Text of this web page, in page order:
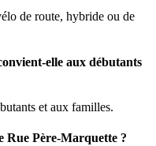
de route, hybride ou de
elle aux débutants
et aux familles.
Rue Père-Marquette ?